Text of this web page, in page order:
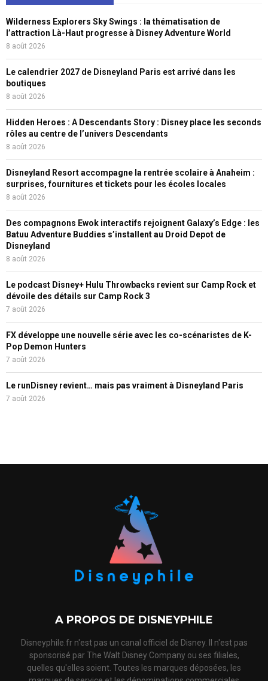
Wilderness Explorers Sky Swings : la thématisation de
l’attraction Là-Haut progresse à Disney Adventure World
8 août 2026
Le calendrier 2027 de Disneyland Paris est arrivé dans les
boutiques
8 août 2026
Hidden Heroes : A Descendants Story : Disney place les seconds
rôles au centre de l’univers Descendants
8 août 2026
Disneyland Resort accompagne la rentrée scolaire à Anaheim :
surprises, fournitures et tickets pour les écoles locales
8 août 2026
Des compagnons Ewok interactifs rejoignent Galaxy’s Edge : les
Batuu Adventure Buddies s’installent au Droid Depot de
Disneyland
8 août 2026
Le podcast Disney+ Hulu Throwbacks revient sur Camp Rock et
dévoile des détails sur Camp Rock 3
7 août 2026
FX développe une nouvelle série avec les co-scénaristes de K-
Pop Demon Hunters
7 août 2026
Le runDisney revient… mais pas vraiment à Disneyland Paris
7 août 2026
A PROPOS DE DISNEYPHILE
Disneyphile.fr n'est pas un canal officiel de Disney. Il n'est pas
sponsorisé par The Walt Disney Company ou ses filiales,
quelles qu'elles soient. Toutes les marques déposées, les